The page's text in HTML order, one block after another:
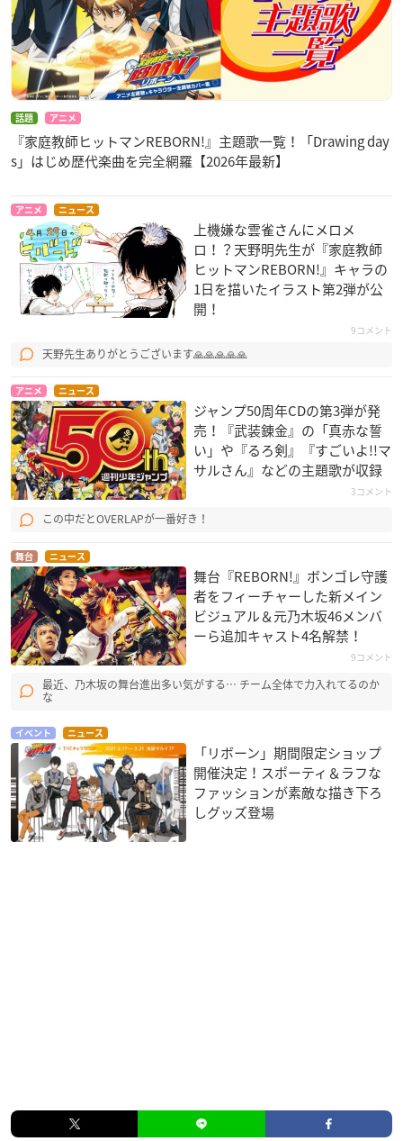
話題 アニメ
『家庭教師ヒットマンREBORN!』主題歌一覧！「Drawing day
s」はじめ歴代楽曲を完全網羅【2026年最新】
アニメ ニュース
上機嫌な雲雀さんにメロメ
ロ！？天野明先生​が『家庭教師
ヒットマンREBORN!』キャラの
1日を描いたイラスト第2弾が公
開！
9コメント
天野先生ありがとうございます🙏🙏🙏🙏🙏
アニメ ニュース
ジャンプ50周年CDの第3弾が発
売！『武装錬金』の「真赤な誓
い」や『るろ剣』『すごいよ!!マ
サルさん』などの主題歌が収録
3コメント
この中だとOVERLAPが一番好き！
舞台 ニュース
舞台『REBORN!』ボンゴレ守護
者をフィーチャーした新メイン
ビジュアル＆元乃木坂46メンバ
ーら追加キャスト4名解禁！
9コメント
最近、乃木坂の舞台進出多い気がする… チーム全体で力入れてるのか
な
イベント ニュース
「リボーン」期間限定ショップ
開催決定！スポーティ＆ラフな
ファッションが素敵な描き下ろ
しグッズ登場